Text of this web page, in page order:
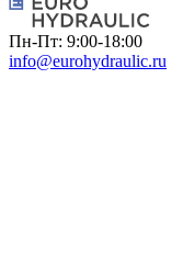
Пн-Пт: 9:00-18:00
info@eurohydraulic.ru